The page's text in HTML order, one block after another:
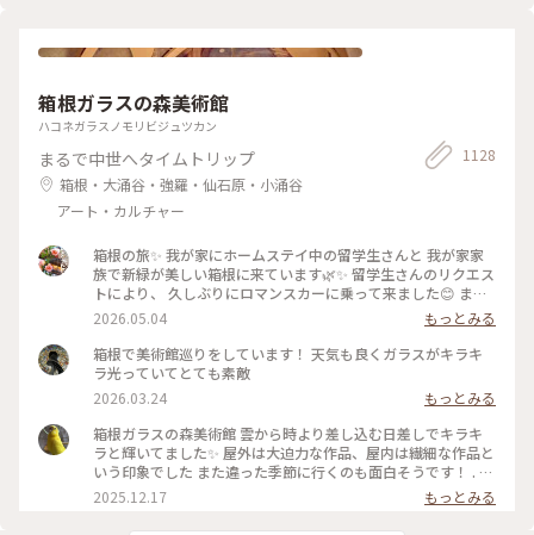
8種の盛り合わせを、まずはそのまま薬味やタレで楽しみ。。
出してくれるごぼう茶もgooです。 2日間ずっとドライバー、
ガイドをしてくださったnaonaoaromaさん。 久留米から博多
まで、一緒に夕飯を食べる為に来てくれました。 感謝、感謝
の楽しかった2日間もあっという間に過ぎ このあとは涙のお別
れが待っていました😢 また必ずお会いしましょう✨ (11月3日
撮影) #感動の旅 #お気に入りのお店 #2日間ありがとう
箱根ガラスの森美術館
ハコネガラスノモリビジュツカン
まるで中世へタイムトリップ
箱根・大涌谷・強羅・仙石原・小涌谷
アート・カルチャー
1128
箱根の旅✨ 我が家にホームステイ中の留学生さんと 我が家家
族で新緑が美しい箱根に来ています🌿✨ 留学生さんのリクエス
トにより、 久しぶりにロマンスカーに乗って来ました😊 まず
は、箱根ガラスの森美術館へ°˖✧ 1番感動したのが、庭園でひ
ときわ輝いていた 「クリスタル・ガラスの藤の花」💙💜🤍 藤
の花は春から初夏にかけて 箱根の山間に美しく咲くそうで、
またイタリア•フィレンツェにも 名所があるそうです✨ その藤
の花をクリスタル・ガラスで表現... 爽やかな初夏の風と木漏れ
日に輝く様子は 夢のように美しかったです𖧷 ⁺. 【展示期間】
2026年3月14日から6月25日まで。 #箱根ガラスの森美術館 #
箱根 #ちいさな列車旅 #クリスタル・ガラスの藤の花 #藤の花
#藤 #久しぶりにロマンスカー
2026.05.04
もっとみる
箱根で美術館巡りをしています！ 天気も良くガラスがキラキ
ラ光っていてとても素敵
2026.03.24
もっとみる
箱根ガラスの森美術館 雲から時より差し込む日差しでキラキ
ラと輝いてました✨ 屋外は大迫力な作品、屋内は繊細な作品と
いう印象でした また違った季節に行くのも面白そうです！ . #
2025.12.17 もっとみる